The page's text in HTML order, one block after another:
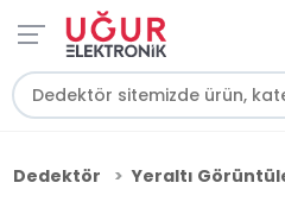
Dedektör Yeraltı